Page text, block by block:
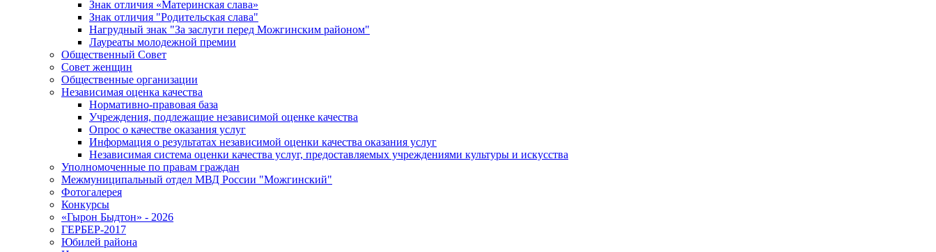
Знак отличия «Материнская слава»
Знак отличия "Родительская слава"
Нагрудный знак "За заслуги перед Можгинским районом"
Лауреаты молодежной премии
Общественный Совет
Совет женщин
Общественные организации
Независимая оценка качества
Нормативно-правовая база
Учреждения, подлежащие независимой оценке качества
Опрос о качестве оказания услуг
Информация о результатах независимой оценки качества оказания услуг
Независимая система оценки качества услуг, предоставляемых учреждениями культуры и искусства
Уполномоченные по правам граждан
Межмуниципальный отдел МВД России "Можгинский"
Фотогалерея
Конкурсы
«Гырон Быдтон» - 2026
ГЕРБЕР-2017
Юбилей района